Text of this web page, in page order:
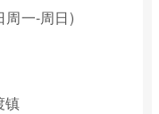
周一-周日)
镇